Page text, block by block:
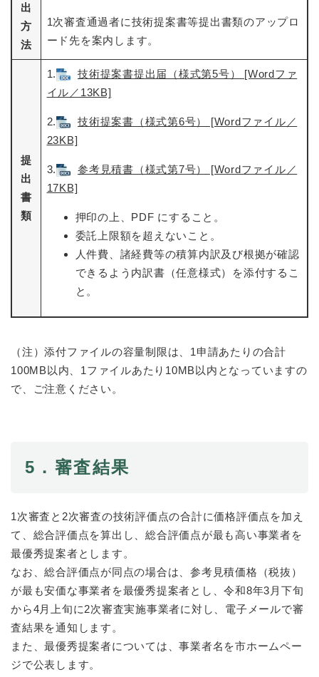
出
方
法
1次審査通過者に技術提案書等提出書類のアップロ
ード先を案内します。
提
出
書
類
1.
技術提案書提出届（様式第5号） [Wordファ
イル／13KB]
2.
技術提案書（様式第6号） [Wordファイル／
23KB]
3.
参考見積書（様式第7号） [Wordファイル／
17KB]
押印の上、PDF にすること。
委託上限額を超えないこと。
人件費、諸経費等の積算内訳及び根拠が確認
できるよう内訳書（任意様式）を添付するこ
と。
（注）添付ファイルの容量制限は、1申請あたりの合計
100MB以内、1ファイルあたり10MB以内となっていますの
で、ご注意ください。
5．審査結果
1次審査と2次審査の技術評価点の合計に価格評価点を加え
て、総合評価点を算出し、総合評価点が最も高い事業者を
最優秀提案者とします。
なお、総合評価点が同点の場合は、参考見積価格（税抜）
が最も安価な事業者を最優秀提案者とし、令和8年3月下旬
から4月上旬に2次審査実施事業者に対し、電子メールで審
査結果を通知します。
また、最優秀提案者については、事業者名を市ホームペー
ジで公表します。